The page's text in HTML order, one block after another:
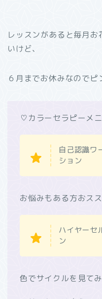
レッスンがあると毎月
いけど、
６月までお休みなのでピ
♡カラーセラピーメ
自己認識
ション
お悩みもある方おスス
ハイヤーセ
ン
色でサイクルを見て